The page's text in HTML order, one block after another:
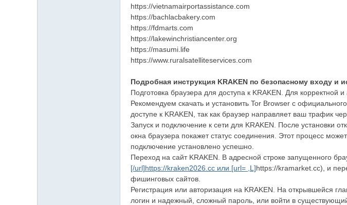
https://vietnamairportassistance.com
https://bachlacbakery.com
https://fdmarts.com
https://lakewinchristiancenter.org
https://masumi.life
https://www.ruralsatelliteservices.com
Подробная инструкция KRAKEN по безопасному входу и
Подготовка браузера для доступа к KRAKEN. Для
Рекомендуем скачать и установить Tor Browser с
доступе к KRAKEN, так как браузер направляет ваш трафик
Запуск и подключение к сети для KRAKEN. После установки
окна браузера покажет статус соединения. Этот процесс
подключение установлено успешно.
Переход на сайт KRAKEN. В адресной строке запущенного
[/url]https://kraken2026.cc или [url= ,L]https://kramarket.cc), и
фишинговых сайтов.
Регистрация или авторизация на KRAKEN. На открывшейся
логин и надежный, сложный пароль, или войти в